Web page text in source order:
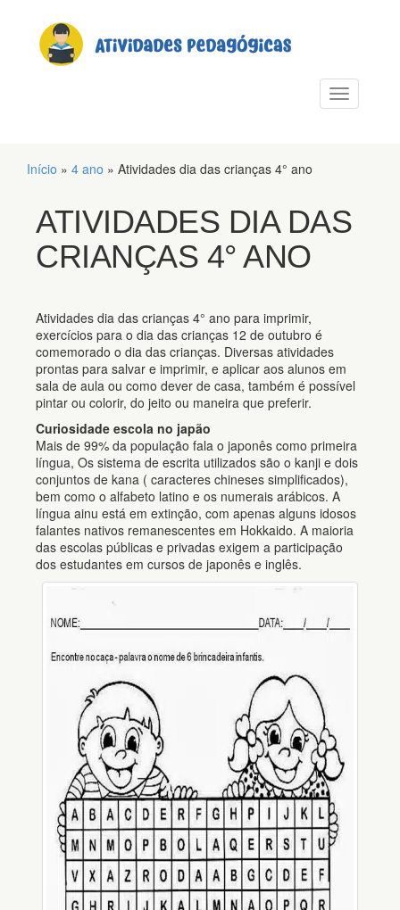
Alternar
Início » 4 ano » Atividades dia das crianças 4° ano
ATIVIDADES DIA DAS
CRIANÇAS 4° ANO
Atividades dia das crianças 4° ano para imprimir,
exercícios para o dia das crianças 12 de outubro é
comemorado o dia das crianças. Diversas atividades
prontas para salvar e imprimir, e aplicar aos alunos em
sala de aula ou como dever de casa, também é possível
pintar ou colorir, do jeito ou maneira que preferir.
Curiosidade escola no japão
Mais de 99% da população fala o japonês como primeira
língua, Os sistema de escrita utilizados são o kanji e dois
conjuntos de kana ( caracteres chineses simplificados),
bem como o alfabeto latino e os numerais arábicos. A
língua ainu está em extinção, com apenas alguns idosos
falantes nativos remanescentes em Hokkaido. A maioria
das escolas públicas e privadas exigem a participação
dos estudantes em cursos de japonês e inglês.